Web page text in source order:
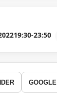
19:30-23:50